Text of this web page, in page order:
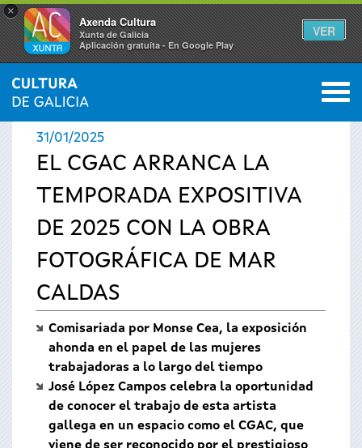
×
Axenda Cultura
Xunta de Galicia
Aplicación gratuíta - En Google Play
VER
Se
encuentra
usted
aquí
INICIO › ACTUALIDAD 0
31/01/2025
EL CGAC ARRANCA LA
TEMPORADA EXPOSITIVA
DE 2025 CON LA OBRA
FOTOGRÁFICA DE MAR
CALDAS
Comisariada por Monse Cea, la exposición
ahonda en el papel de las mujeres
trabajadoras a lo largo del tiempo
José López Campos celebra la oportunidad
de conocer el trabajo de esta artista
gallega en un espacio como el CGAC, que